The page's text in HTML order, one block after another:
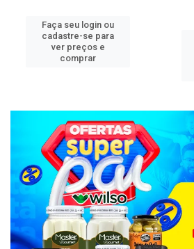
Faça seu login ou
cadastre-se para
ver preços e
comprar